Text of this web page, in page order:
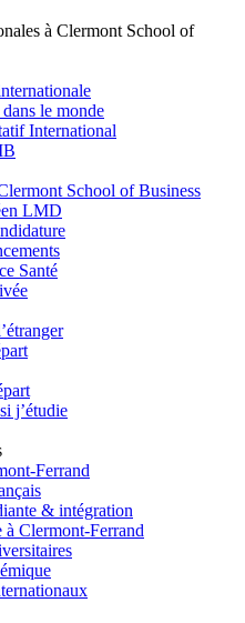
à Clermont School of
le monde
International
School of Business
LMD
Santé
j’étudie
Ferrand
& intégration
à Clermont-Ferrand